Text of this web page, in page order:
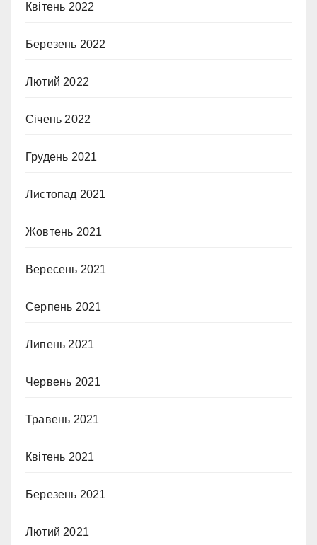
Квітень 2022
Березень 2022
Лютий 2022
Січень 2022
Грудень 2021
Листопад 2021
Жовтень 2021
Вересень 2021
Серпень 2021
Липень 2021
Червень 2021
Травень 2021
Квітень 2021
Березень 2021
Лютий 2021